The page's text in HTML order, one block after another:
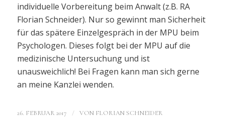
individuelle Vorbereitung beim Anwalt (z.B. RA
Florian Schneider). Nur so gewinnt man Sicherheit
für das spätere Einzelgespräch in der MPU beim
Psychologen. Dieses folgt bei der MPU auf die
medizinische Untersuchung und ist
unausweichlich! Bei Fragen kann man sich gerne
an meine Kanzlei wenden.
26. FEBRUAR 2017 / VON FLORIAN SCHNEIDER